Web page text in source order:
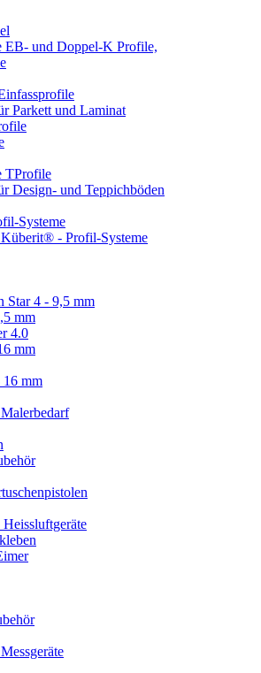
EB- und Doppel-K Profile,
Parkett und Laminat
TProfile
Design- und Teppichböden
Systeme
- Profil-Systeme
Star 4 - 9,5 mm
mm
4.0
mm
mm